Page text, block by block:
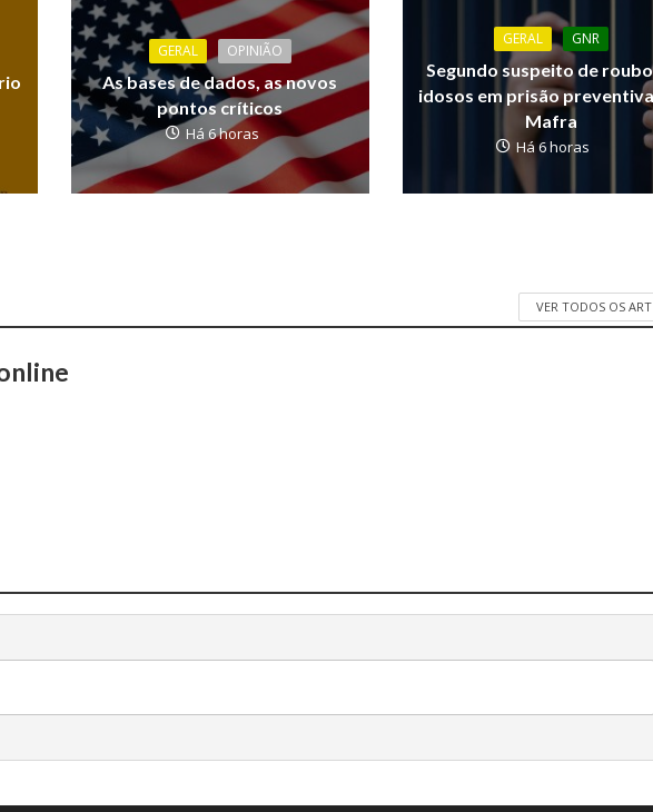
GERAL OPINIÃO
As bases de dados, as novos
pontos críticos
Há 6 horas
GERAL GNR
Segundo suspeito de
idosos em prisão
Mafra
Há 6 horas
VER TODOS OS